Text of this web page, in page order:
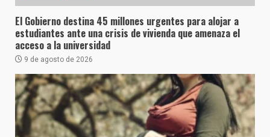
El Gobierno destina 45 millones urgentes para alojar a
estudiantes ante una crisis de vivienda que amenaza el
acceso a la universidad
9 de agosto de 2026